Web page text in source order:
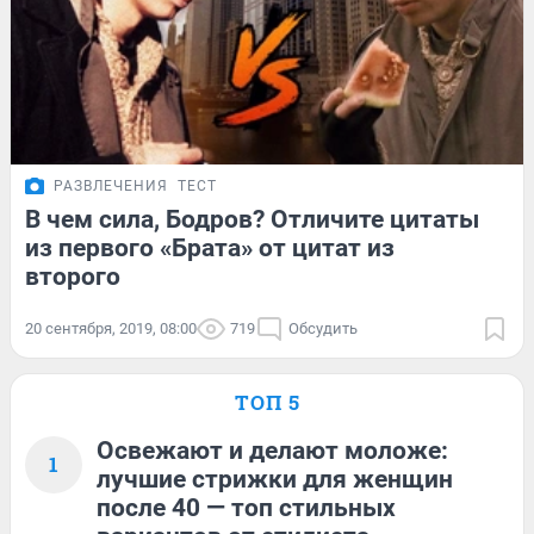
РАЗВЛЕЧЕНИЯ ТЕСТ
В чем сила, Бодров? Отличите цитаты
из первого «Брата» от цитат из
второго
20 сентября, 2019, 08:00 719 Обсудить
ТОП 5
1
Освежают и делают моложе:
лучшие стрижки для женщин
после 40 — топ стильных